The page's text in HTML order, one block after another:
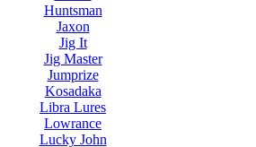
Huntsman
Jaxon
Jig It
Jig Master
Jumprize
Kosadaka
Libra Lures
Lowrance
Lucky John